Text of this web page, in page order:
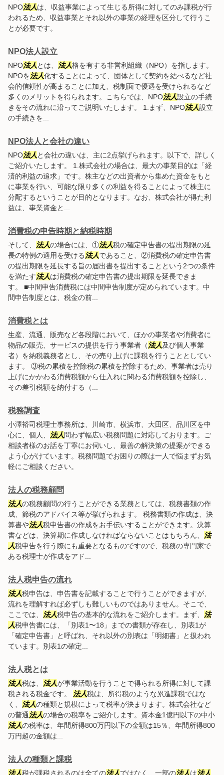
NPO法人は、収益事業によって生じる所得に対してのみ課税が行
われるため、収益事業とそれ以外の事業の経理を区分して行うこ
とが必要です。
NPO法人設立
NPO法人 とは、 法人格を有する非営利組織（NPO）を指します。
NPOを法人化することによって、団体として契約を結べるなど社
会的信頼性が高まることに加え、税制面で優遇を受けられるなど
多くのメリットを得られます。こちらでは、NPO法人設立の手続
きをその流れに沿ってご説明いたします。 1.まず、NPO法人設立
の手続きを...
NPO法人と会社の違い
NPO法人 と会社の違いは、主に2点挙げられます。以下で、詳しく
ご紹介いたします。 1.株式会社の場合は、最大の事業目的は「経
済的利益の追求」です。株主などの出資者から集めた資金をもと
に事業を行い、可能な限り多くの利益を得ることによって株主に
分配するということが目的となります。なお、株式会社が得た利
益は、事業資金と...
消費税の申告時期と納税時期
そして、 法人の場合には、①法人税の確定申告書の提出期限の延
長の特例の適用を受ける 法人であること、②消費税の確定申告書
の提出期限を延長する旨の届出書を提出することという2つの条件
を満たす法人は消費税の確定申告書の提出期限を延長できま
す。 ■中間申告消費税には中間申告制度が定められています。中
間申告制度とは、税金の前...
消費税とは
生産、流通、販売など各段階において、ほかの事業者や消費者に
物品の販売、サービスの提供を行う事業者（ 法人及び個人事業
者）を納税義務者とし、その売り上げに課税を行うこととしてい
ます。 ③税の累積を控除税の累積を控除するため、事業者は売り
上げにかかわる消費税額から仕入れに関わる消費税額を控除し、
その差引税額を納付する（...
税務調査
小澤裕司税理士事務所は、川崎市、横浜市、大田区、品川区を中
心に、個人、
法人 問わず幅広い税務問題に対応しております。ご
相談者様のお話を丁寧にお伺いし、最善の解決策の提案ができる
よう心がけています。税務問題でお困りの際は一人で悩まずお気
軽にご相談ください。
法人の税務顧問
法人の税務顧問の行うことができる業務としては、税務書類の作
成、節税のアドバイス等が挙げられます。 税務書類の作成は、決
算書や法人税申告書の作成をお手伝いすることができます。決算
書などは、決算期に作成しなければならないことはもちろん、
法
人税申告を行う際にも重要となるものですので、税務の専門家で
ある税理士が作成をアド...
法人税申告の流れ
法人税申告は、申告書を記載することで行うことができますが、
流れを理解すれば必ずしも難しいものではありません。そこで、
ここでは、
法人税申告の基本的な流れをご紹介します。まず、
法
人税申告書には、「別表1〜18」までの書類が存在し、別表1が
「確定申告書」と呼ばれ、それ以外の別表は「明細書」と扱われ
ています。別表1の確定...
法人税とは
法人税は、 法人が事業活動を行うことで得られる所得に対して課
税される税金です。
法人税は、所得税のような累進課税ではな
く、
法人の種類と規模によって税率が決まります。株式会社など
の普通 法人の場合の税率をご紹介します。資本金1億円以下の中小
法人の税率は、年間所得800万円以下の金額は15％、年間所得800
万円超の金額は...
法人の種類と課税
法人税が課税されるのは全ての法人ではなく、一部の法人は法人